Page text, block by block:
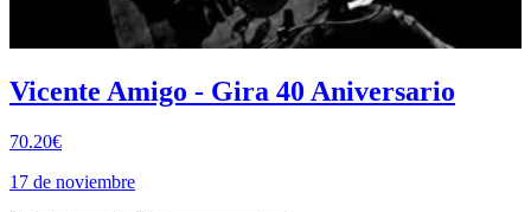
Vicente Amigo - Gira 40 Aniversario
70.20€
17 de noviembre